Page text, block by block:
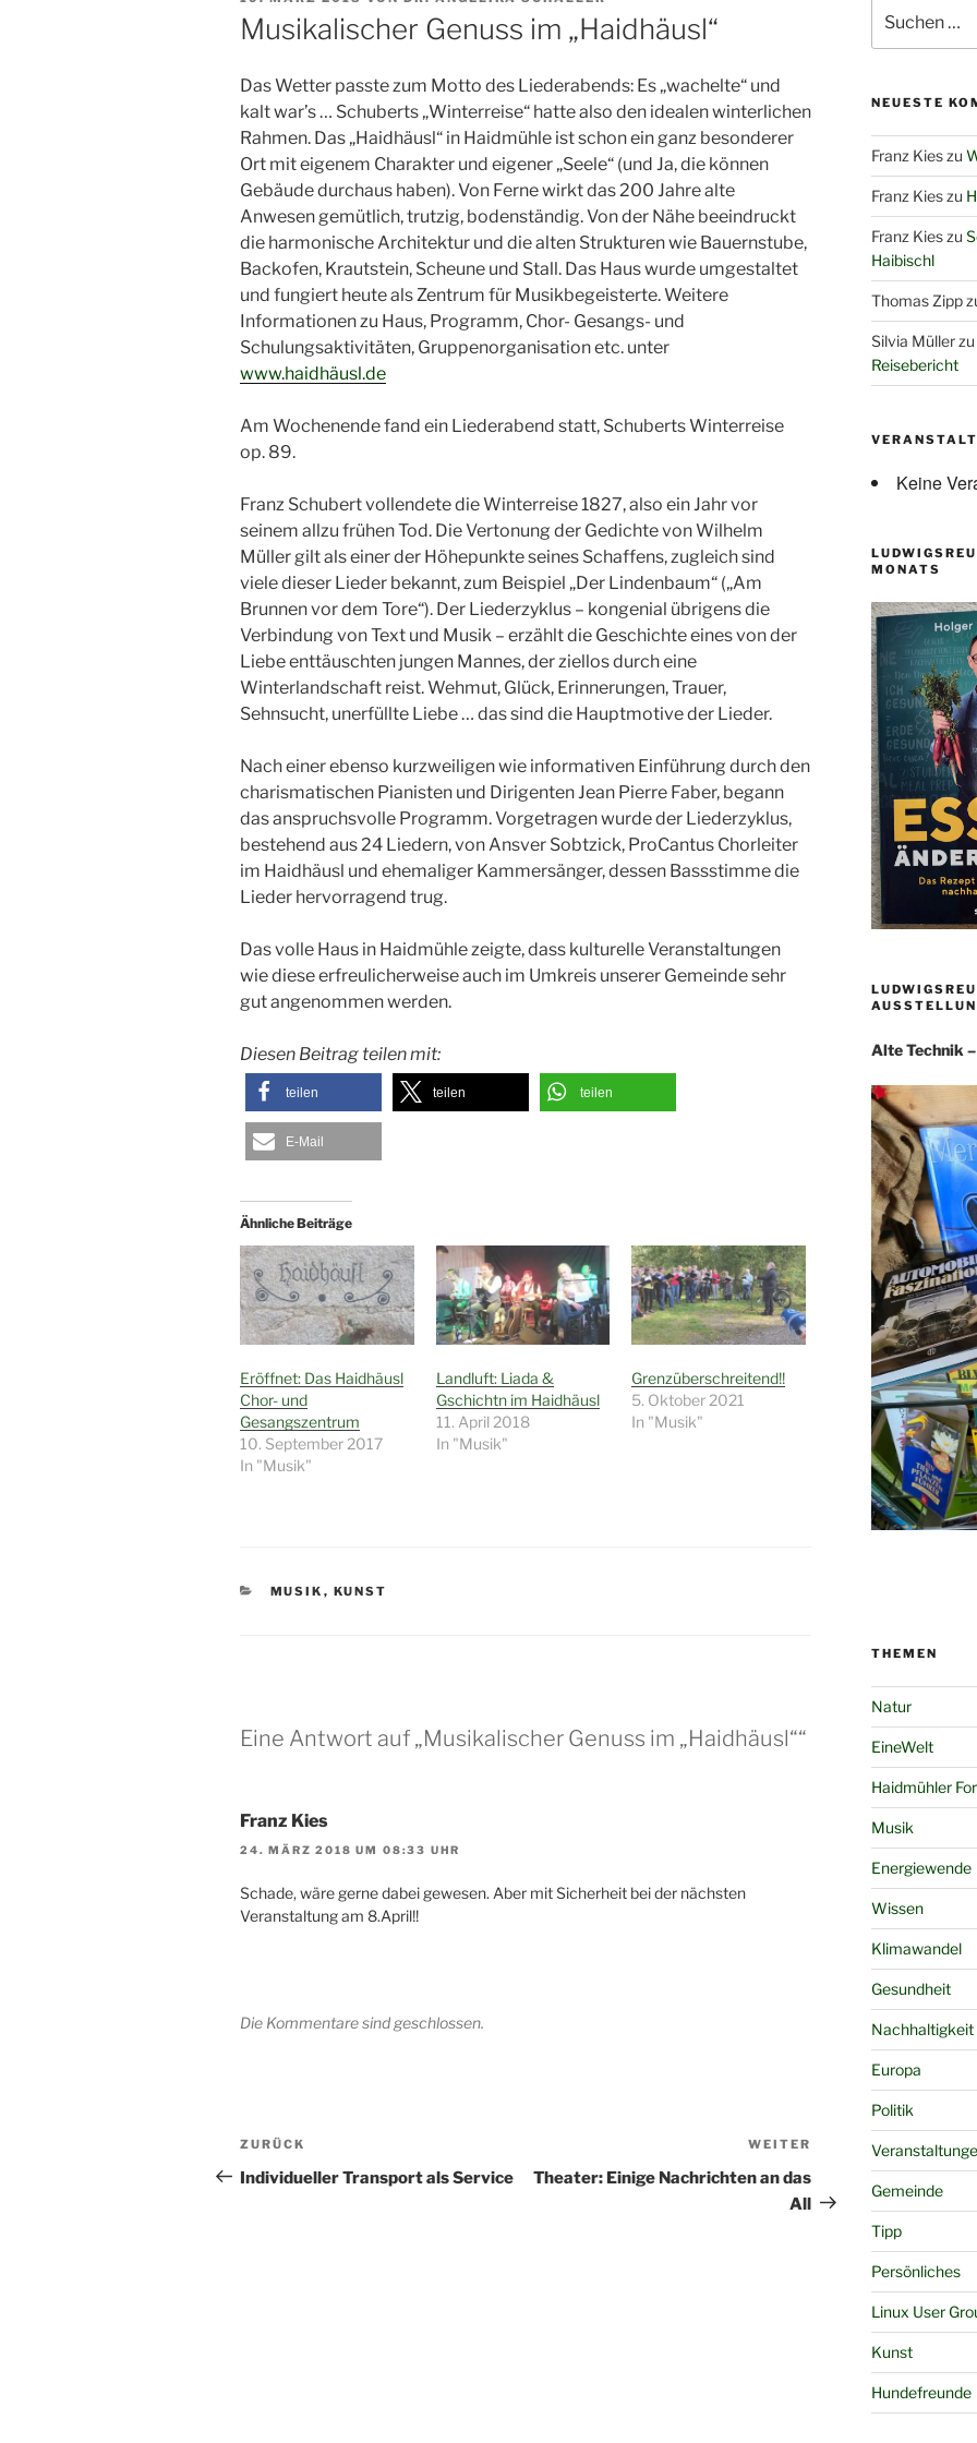
AM
Musikalischer Genuss im „Haidhäusl“
Das Wetter passte zum Motto des Liederabends: Es „wachelte“ und
kalt war’s … Schuberts „Winterreise“ hatte also den idealen winterlichen
Rahmen. Das „Haidhäusl“ in Haidmühle ist schon ein ganz besonderer
Ort mit eigenem Charakter und eigener „Seele“ (und Ja, die können
Gebäude durchaus haben). Von Ferne wirkt das 200 Jahre alte
Anwesen gemütlich, trutzig, bodenständig. Von der Nähe beeindruckt
die harmonische Architektur und die alten Strukturen wie Bauernstube,
Backofen, Krautstein, Scheune und Stall. Das Haus wurde umgestaltet
und fungiert heute als Zentrum für Musikbegeisterte. Weitere
Informationen zu Haus, Programm, Chor- Gesangs- und
Schulungsaktivitäten, Gruppenorganisation etc. unter
www.haidhäusl.de
Am Wochenende fand ein Liederabend statt, Schuberts Winterreise
op. 89.
Franz Schubert vollendete die Winterreise 1827, also ein Jahr vor
seinem allzu frühen Tod. Die Vertonung der Gedichte von Wilhelm
Müller gilt als einer der Höhepunkte seines Schaffens, zugleich sind
viele dieser Lieder bekannt, zum Beispiel „Der Lindenbaum“ („Am
Brunnen vor dem Tore“). Der Liederzyklus – kongenial übrigens die
Verbindung von Text und Musik – erzählt die Geschichte eines von der
Liebe enttäuschten jungen Mannes, der ziellos durch eine
Winterlandschaft reist. Wehmut, Glück, Erinnerungen, Trauer,
Sehnsucht, unerfüllte Liebe … das sind die Hauptmotive der Lieder.
Nach einer ebenso kurzweiligen wie informativen Einführung durch den
charismatischen Pianisten und Dirigenten Jean Pierre Faber, begann
das anspruchsvolle Programm. Vorgetragen wurde der Liederzyklus,
bestehend aus 24 Liedern, von Ansver Sobtzick, ProCantus Chorleiter
im Haidhäusl und ehemaliger Kammersänger, dessen Bassstimme die
Lieder hervorragend trug.
Das volle Haus in Haidmühle zeigte, dass kulturelle Veranstaltungen
wie diese erfreulicherweise auch im Umkreis unserer Gemeinde sehr
gut angenommen werden.
Diesen Beitrag teilen mit:
teilen teilen teilen
E-Mail
Ähnliche Beiträge
Eröffnet: Das Haidhäusl
Chor- und
Gesangszentrum
10. September 2017
In "Musik"
Landluft: Liada &
Gschichtn im Haidhäusl
11. April 2018
In "Musik"
Grenzüberschreitend!!
5. Oktober 2021
In "Musik"
KATEGORIEN
MUSIK , KUNST
Eine Antwort auf „Musikalischer Genuss im „Haidhäusl““
Franz Kies
24. MÄRZ 2018 UM 08:33 UHR
Schade, wäre gerne dabei gewesen. Aber mit Sicherheit bei der nächsten
Veranstaltung am 8.April!!
Die Kommentare sind geschlossen.
Beitragsnavigation
Vorheriger
Beitrag
ZURÜCK
Individueller Transport als Service
Nächster
Beitrag
WEITER
Theater: Einige Nachrichten an das
All
nach:
NEUESTE
Franz Kieszu
Franz Kieszu
Franz Kieszu
Haibischl
Thomas Zipp
Silvia Müllerzu
Reisebericht
Keine
MONATS
Alte Technik
THEMEN
Natur
EineWelt
Haidmühler
Musik
Energiewende
Wissen
Klimawandel
Gesundheit
Nachhaltigkeit
Europa
Politik
Gemeinde
Tipp
Persönliches
Linux User
Kunst
Hundefreunde